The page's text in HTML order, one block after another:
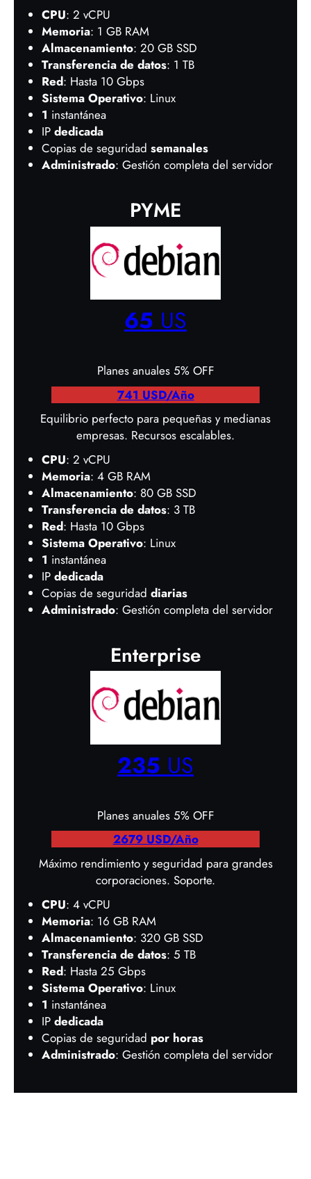
CPU: 2 vCPU
Memoria: 1 GB RAM
Almacenamiento: 20 GB SSD
Transferencia de datos: 1 TB
Red: Hasta 10 Gbps
Sistema Operativo: Linux
1 instantánea
IP dedicada
Copias de seguridad semanales
Administrado: Gestión completa del servidor
PYME
65US
Planes anuales 5% OFF
741 USD/Año
Equilibrio perfecto para pequeñas y medianas
empresas. Recursos escalables.
CPU: 2 vCPU
Memoria: 4 GB RAM
Almacenamiento: 80 GB SSD
Transferencia de datos: 3 TB
Red: Hasta 10 Gbps
Sistema Operativo: Linux
1 instantánea
IP dedicada
Copias de seguridad diarias
Administrado: Gestión completa del servidor
Enterprise
235 US
Planes anuales 5% OFF
2679 USD/Año
Máximo rendimiento y seguridad para grandes
corporaciones. Soporte.
CPU: 4 vCPU
Memoria: 16 GB RAM
Almacenamiento: 320 GB SSD
Transferencia de datos: 5 TB
Red: Hasta 25 Gbps
Sistema Operativo: Linux
1 instantánea
IP dedicada
Copias de seguridad por horas
Administrado: Gestión completa del servidor